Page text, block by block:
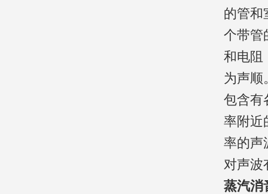
的管和
个带管
和电阻
为声顺
包含有
率附近
率的声
对声波
蒸汽消